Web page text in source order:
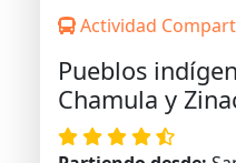
Actividad
Pueblos
Chamula y